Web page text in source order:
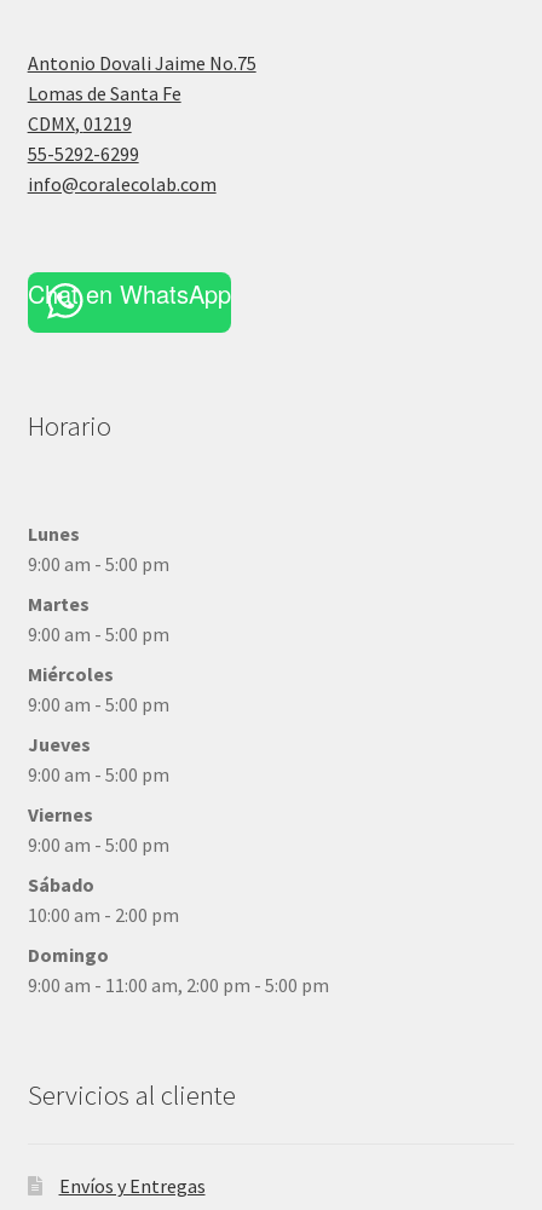
Antonio Dovali Jaime No.75
Lomas de Santa Fe
CDMX, 01219
55-5292-6299
info@coralecolab.com
Chat en WhatsApp
Horario
Lunes
9:00 am - 5:00 pm
Martes
9:00 am - 5:00 pm
Miércoles
9:00 am - 5:00 pm
Jueves
9:00 am - 5:00 pm
Viernes
9:00 am - 5:00 pm
Sábado
10:00 am - 2:00 pm
Domingo
9:00 am - 11:00 am, 2:00 pm - 5:00 pm
Servicios al cliente
Envíos y Entregas